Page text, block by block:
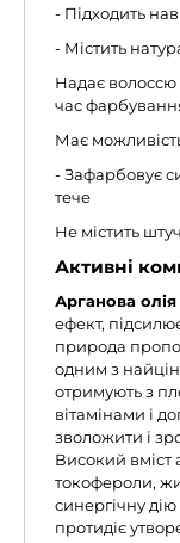
- Підходить
- Містить
Надає волоссю
час
Має
- Зафарбовує
тече
Не містить
Активні
Арганова олія
ефект,
природа
одним з
отримують з
вітамінами і
зволожити і
Високий вміст
токофероли,
синергічну
протидіє